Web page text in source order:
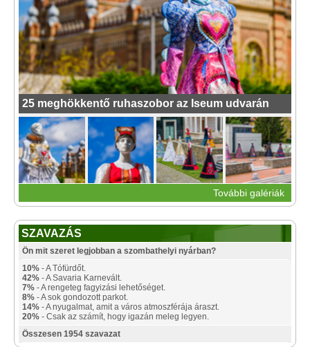
25 meghökkentő ruhaszobor az Iseum udvarán
További galériák
SZAVAZÁS
Ön mit szeret legjobban a szombathelyi nyárban?
10% - A Tófürdőt.
42% - A Savaria Karnevált.
7% - A rengeteg fagyizási lehetőséget.
8% - A sok gondozott parkot.
14% - A nyugalmat, amit a város atmoszférája áraszt.
20% - Csak az számít, hogy igazán meleg legyen.
Összesen 1954 szavazat